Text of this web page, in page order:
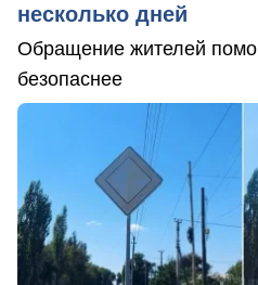
несколько дней
Обращение жителей
безопаснее